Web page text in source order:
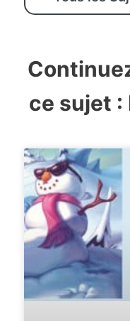
ce sujet :